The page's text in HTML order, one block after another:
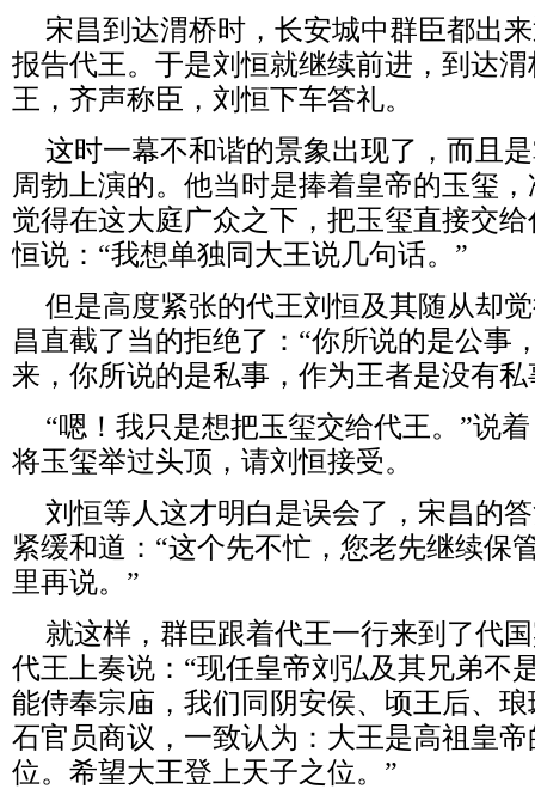
宋昌到达渭桥时，长安城中群臣都出
报告代王。于是刘恒就继续前进，到达
王，齐声称臣，刘恒下车答礼。
这时一幕不和谐的景象出现了，而且
周勃上演的。他当时是捧着皇帝的玉玺
觉得在这大庭广众之下，把玉玺直接交
恒说：“我想单独同大王说几句话。”
但是高度紧张的代王刘恒及其随从却
昌直截了当的拒绝了：“你所说的是公事
来，你所说的是私事，作为王者是没有私
“嗯！我只是想把玉玺交给代王。”说
将玉玺举过头顶，请刘恒接受。
刘恒等人这才明白是误会了，宋昌的
紧缓和道：“这个先不忙，您老先继续保
里再说。”
就这样，群臣跟着代王一行来到了代
代王上奏说：“现任皇帝刘弘及其兄弟不
能侍奉宗庙，我们同阴安侯、顷王后、
石官员商议，一致认为：大王是高祖皇
位。希望大王登上天子之位。”